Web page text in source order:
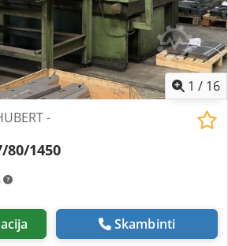
1 / 16
-
80/1450
Skambinti